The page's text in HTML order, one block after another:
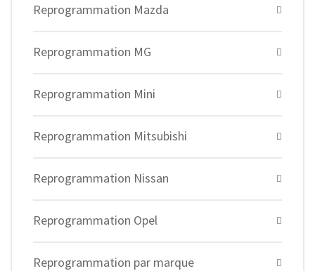
Reprogrammation Mazda
Reprogrammation MG
Reprogrammation Mini
Reprogrammation Mitsubishi
Reprogrammation Nissan
Reprogrammation Opel
Reprogrammation par marque